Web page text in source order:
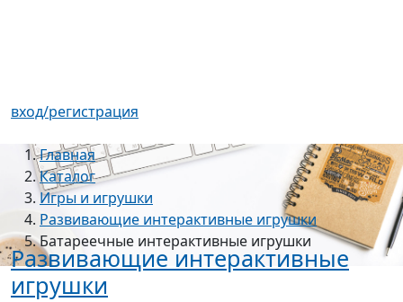
вход/регистрация
Главная
Каталог
Игры и игрушки
Развивающие интерактивные игрушки
Батареечные интерактивные игрушки
Развивающие интерактивные
игрушки